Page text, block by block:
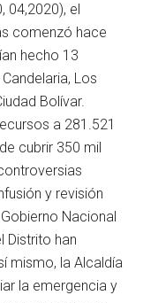
04,2020), el
comenzó hace
hecho 13
Los
Bolívar.
a 281.521
cubrir 350 mil
y revisión
Nacional
Distrito han
mismo, la Alcaldía
la emergencia y